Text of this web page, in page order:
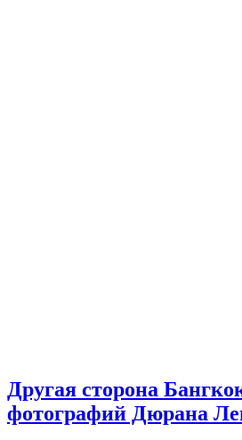
Другая сторона
фотографий Дюрана